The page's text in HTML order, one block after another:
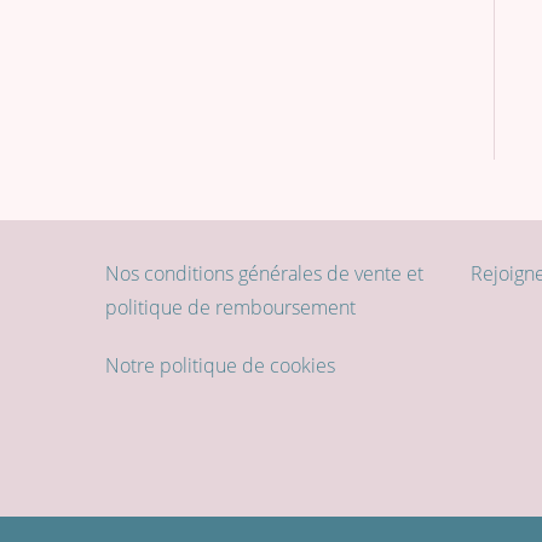
Nos conditions générales de vente et
politique de remboursement
Notre politique de cookies